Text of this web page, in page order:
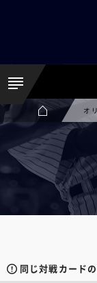
オ
同じ対戦カード